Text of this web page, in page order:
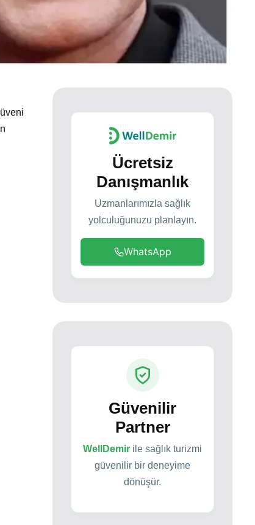
Ücretsiz
Danışmanlık
Uzmanlarımızla sağlık
yolculuğunuzu planlayın.
WhatsApp
Güvenilir
Partner
WellDemir ile sağlık turizmi
güvenilir bir deneyime
dönüşür.